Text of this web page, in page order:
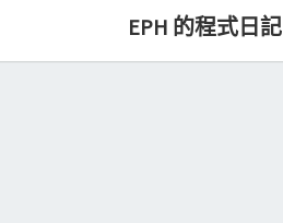
EPH 的程式日記